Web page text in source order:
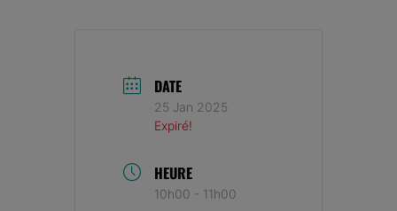
DATE
25 Jan 2025
Expiré!
HEURE
10h00 - 11h00